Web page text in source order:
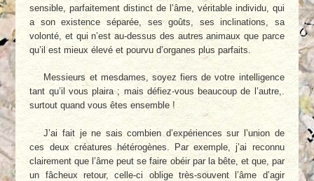
sensible, parfaitement distinct de l’âme, véritable individu, qui
a son existence séparée, ses goûts, ses inclinations, sa
volonté, et qui n’est au-dessus des autres animaux que parce
qu’il est mieux élevé et pourvu d’organes plus parfaits.
Messieurs et mesdames, soyez fiers de votre intelligence
tant qu’il vous plaira ; mais défiez-vous beaucoup de l’autre,.
surtout quand vous êtes ensemble !
J’ai fait je ne sais combien d’expériences sur l’union de
ces deux créatures hétérogènes. Par exemple, j’ai reconnu
clairement que l’âme peut se faire obéir par la bête, et que, par
un fâcheux retour, celle-ci oblige très-souvent l’âme d’agir